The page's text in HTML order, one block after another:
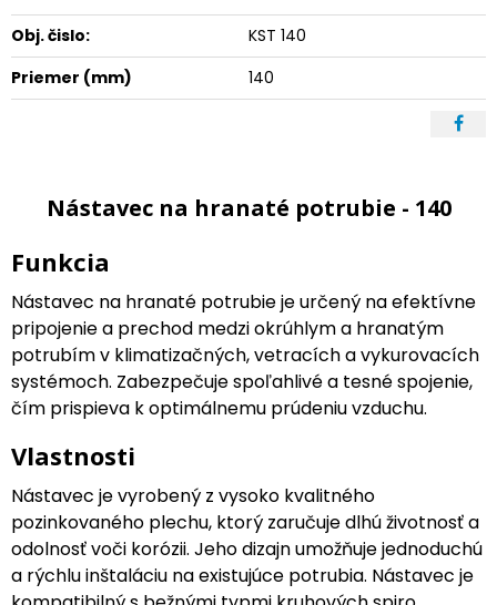
Obj. čislo:
KST 140
Priemer (mm)
140
Nástavec na hranaté potrubie - 140
Funkcia
Nástavec na hranaté potrubie je určený na efektívne
pripojenie a prechod medzi okrúhlym a hranatým
potrubím v klimatizačných, vetracích a vykurovacích
systémoch. Zabezpečuje spoľahlivé a tesné spojenie,
čím prispieva k optimálnemu prúdeniu vzduchu.
Vlastnosti
Nástavec je vyrobený z vysoko kvalitného
pozinkovaného plechu, ktorý zaručuje dlhú životnosť a
odolnosť voči korózii. Jeho dizajn umožňuje jednoduchú
a rýchlu inštaláciu na existujúce potrubia. Nástavec je